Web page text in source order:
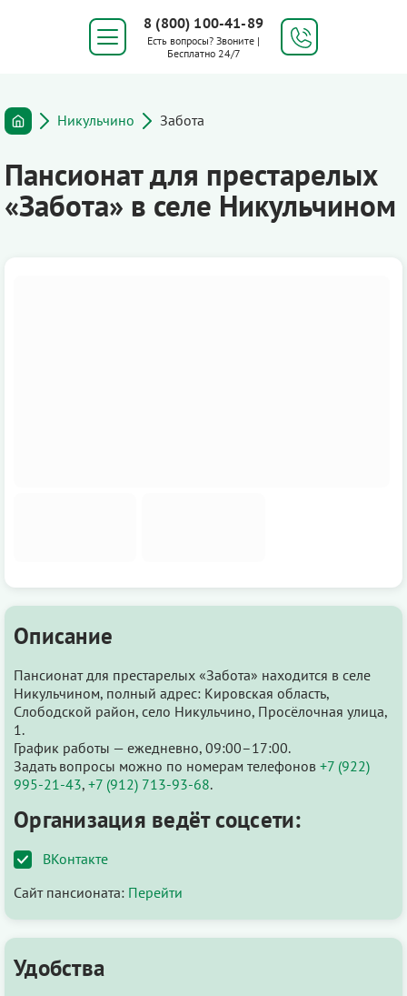
8 (800) 100-41-89
Есть вопросы? Звоните |
Бесплатно 24/7
Никульчино Забота
Пансионат для престарелых
«Забота» в селе Никульчином
Описание
Пансионат для престарелых «Забота» находится в селе
Никульчином, полный адрес: Кировская область,
Слободской район, село Никульчино, Просёлочная улица,
1.
График работы — ежедневно, 09:00–17:00.
Задать вопросы можно по номерам телефонов +7 (922)
995-21-43, +7 (912) 713-93-68.
Организация ведёт соцсети:
ВКонтакте
Сайт пансионата: Перейти
Удобства